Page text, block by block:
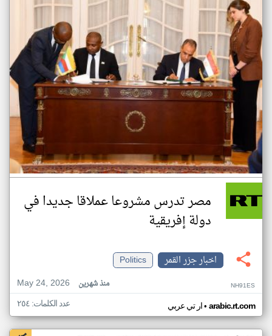
مصر تدرس مشروعا عملاقا جديدا في
دولة إفريقية
اخبار جزر القمر
Politics
May 24, 2026
منذ شهرين NH91ES
ار تي عربي• arabic.rt.com عدد الكلمات: ٢٥٤